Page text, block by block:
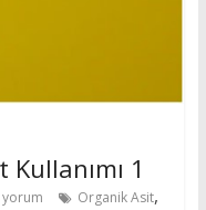
1
yorum Organik Asit,